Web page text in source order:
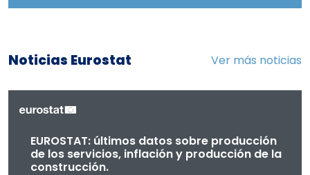
Noticias Eurostat Ver más noticias
EUROSTAT: últimos datos sobre producción
de los servicios, inflación y producción de la
construcción.